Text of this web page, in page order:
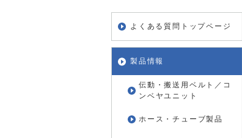
よくある質問トップページ
製品情報
伝動・搬送用ベルト／コ
ンベヤユニット
ホース・チューブ製品